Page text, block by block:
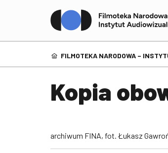
FILMOTEKA NARODOWA –
Kopia
archiwum FINA, fot. Łukasz